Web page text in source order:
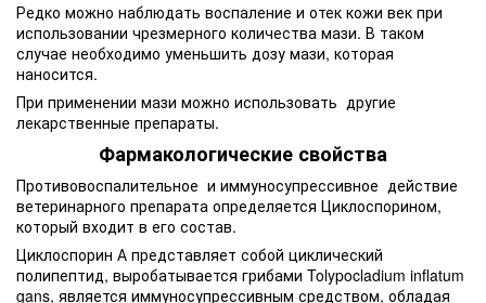
Редко можно наблюдать воспаление и отек кожи век при
использовании чрезмерного количества мази. В таком
случае необходимо уменьшить дозу мази, которая
наносится.
При применении мази можно использовать другие
лекарственные препараты.
Фармакологические свойства
Противовоспалительное и иммуносупрессивное действие
ветеринарного препарата определяется Циклоспорином,
который входит в его состав.
Циклоспорин А представляет собой циклический
полипептид, выробатывается грибами Tolypocladium inflatum
gans, является иммуносупрессивным средством, обладая